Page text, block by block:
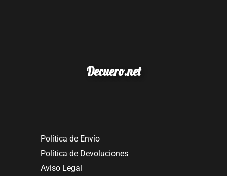
Decuero.net
Política de Envío
Política de Devoluciones
Aviso Legal